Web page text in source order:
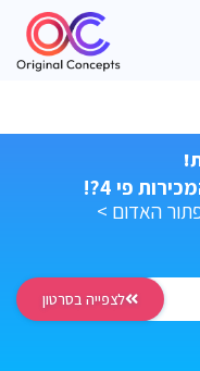
פי 4?!
האדום >
לצפייה בסרטון